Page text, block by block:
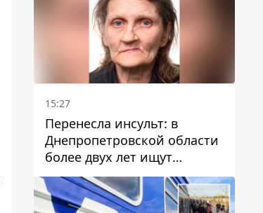
15:27
Перенесла инсульт: в
Днепропетровской области
более двух лет ищут
пропавшую женщину